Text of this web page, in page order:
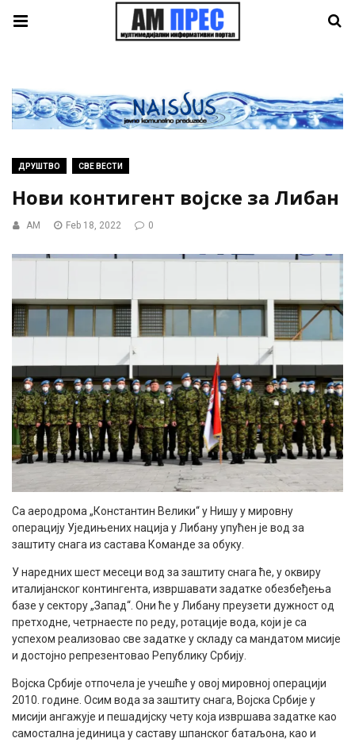
ДРУШТВО СВЕ ВЕСТИ
Нови контигент војске за Либан
AM Feb 18, 2022 0
Са аеродрома „Константин Велики“ у Нишу у мировну
операцију Уједињених нација у Либану упућен је вод за
заштиту снага из састава Команде за обуку.
У наредних шест месеци вод за заштиту снага ће, у оквиру
италијанског контингента, извршавати задатке обезбеђења
базе у сектору „Запад“. Они ће у Либану преузети дужност од
претходне, четрнаесте по реду, ротације вода, који је са
успехом реализовао све задатке у складу са мандатом мисије
и достојно репрезентовао Републику Србију.
Војска Србије отпочела је учешће у овој мировној операцији
2010. године. Осим вода за заштиту снага, Војска Србије у
мисији ангажује и пешадијску чету која извршава задатке као
самостална јединица у саставу шпанског батаљона, као и